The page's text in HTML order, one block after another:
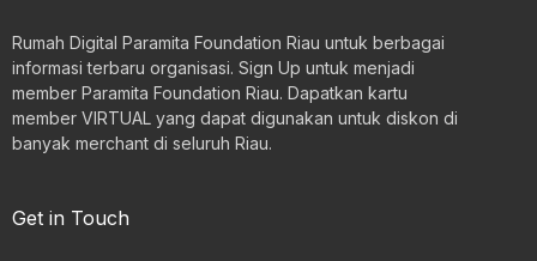
Rumah Digital Paramita Foundation Riau untuk berbagai
informasi terbaru organisasi. Sign Up untuk menjadi
member Paramita Foundation Riau. Dapatkan kartu
member VIRTUAL yang dapat digunakan untuk diskon di
banyak merchant di seluruh Riau.
Get in Touch